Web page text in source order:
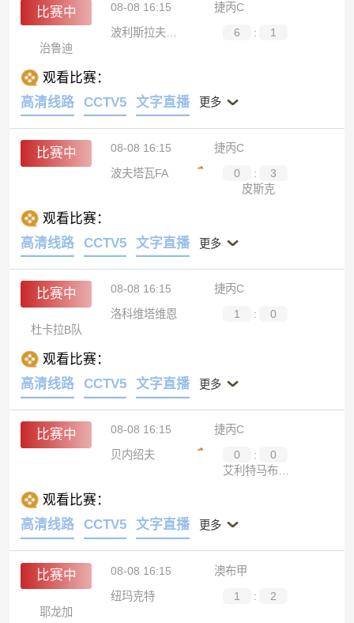
比赛中 08-08 16:15
捷丙C
波利斯拉夫B队
6 :
1
治鲁迪
观看比赛：
高清线路
CCTV5 文字直播 更多
比赛中 08-08 16:15
捷丙C
波夫塔瓦FA
0 :
3
皮斯克
观看比赛：
高清线路
CCTV5 文字直播 更多
比赛中 08-08 16:15
捷丙C
洛科维塔维恩
1 :
0
杜卡拉B队
观看比赛：
高清线路
CCTV5 文字直播 更多
比赛中 08-08 16:15
捷丙C
贝内绍夫
0 :
0
艾利特马布拉格
观看比赛：
高清线路
CCTV5 文字直播 更多
比赛中 08-08 16:15
澳布甲
纽玛克特
1 :
2
耶龙加